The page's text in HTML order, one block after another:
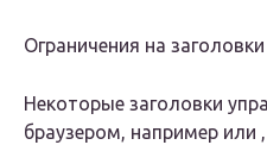
Ограничения на заголовки
Некоторые заголовки
браузером, например или